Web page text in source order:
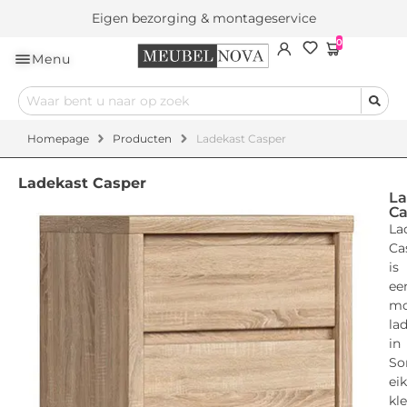
Eigen bezorging & montageservice
Menu
0
Homepage Producten Ladekast Casper
Ladekast Casper
is
in